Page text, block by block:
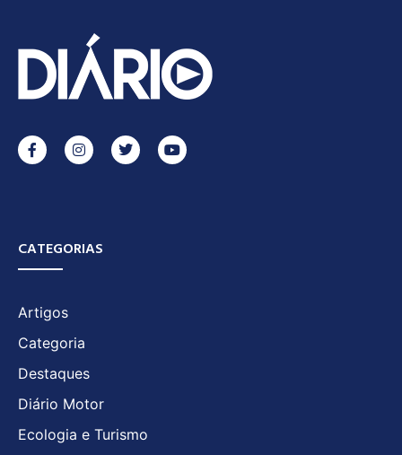
CATEGORIAS
Artigos
Categoria
Destaques
Diário Motor
Ecologia e Turismo